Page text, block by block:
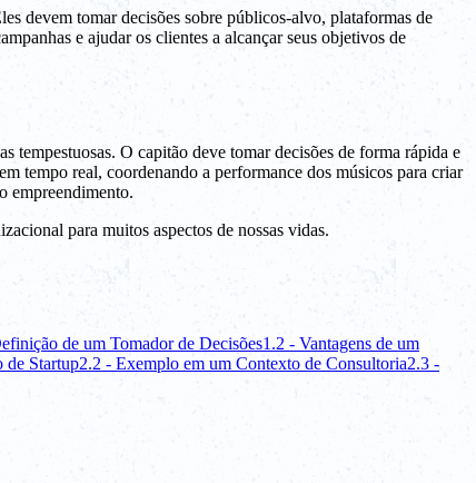
devem tomar decisões sobre públicos-alvo, plataformas de
e ajudar os clientes a alcançar seus objetivos de
tempestuosas. O capitão deve tomar decisões de forma rápida e
tempo real, coordenando a performance dos músicos para criar
empreendimento.
para muitos aspectos de nossas vidas.
de um Tomador de Decisões1.2 - Vantagens de um
de Startup2.2 - Exemplo em um Contexto de Consultoria2.3 -